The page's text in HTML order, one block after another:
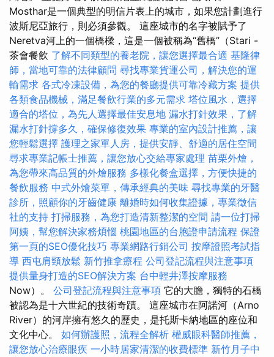
Mosthar是一個典型的明信片表上的城市，如果您計劃進行
波斯尼亞旅行，則必須參觀。 這座城市的名字被賦予了
Neretva河上的一個橋樑，這是一個被稱為“舊橋”（Stari -
茶會餐飲 了解不同類型的養老院，讓您選擇最合適 基隆律
師，當地可靠的法律顧問 尋找專業貨運公司，解決您的運
輸需求 各式冷凍設備，為您的餐廳提供可靠冷藏方案 提供
各類食品機械，滿足餐飲行業的多元需求 塔位風水，選擇
適合的塔位，為先人選擇最佳安息地 漏水打針效果，了解
漏水打針撐多久，確保修復效果 專業的室內設計推薦，讓
您輕鬆選擇 護理之家單人房，提供安靜、舒適的居住空間
尋求專業記帳士推薦，讓您放心交給專家處理 苗栗外燴，
為您帶來高品質的外燴服務 多樣化餐盒選擇，方便快捷的
餐飲服務 中式外燴菜單，傳承經典的美味 尋找專業的牙醫
診所，照顧你的牙齒健康 離婚時如何收集證據，專業徵信
社的支持 打掃服務，為您打造清新整潔的空間 請一位打掃
阿姨，幫您解決家務煩惱 桃園地區的台胞證申請流程 保證
第一頁的SEO優化技巧 專業網路行銷公司 按摩證照考試指
導 西屯肩頸放鬆 新竹推拿療程 公司登記流程與注意事項
提供量身打造的SEO解決方案 台中輕井澤按摩服務
Now）。 公司登記流程與注意事項 它的大膽，獨特的石橋
被認為是十六世紀的技術奇蹟。 這座城市在阿諾河（Arno
River）的河岸擁有悠久的歷史，是托斯卡納地區的座位和
文化中心。 如何辦護照，流程全解析 權威眼科醫師推薦，
讓您放心治療眼疾 一小時居家清潔的收費標準 新竹月子中